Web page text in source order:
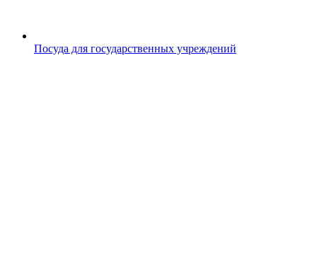
Посуда для государственных учреждений